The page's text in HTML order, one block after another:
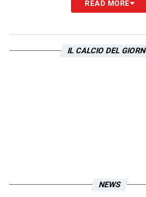
dubbio ma non ci siamo
consecutiva è un grande
rimprovero perchè ha delle
READ MORE
IL CALCIO DEL
NEWS